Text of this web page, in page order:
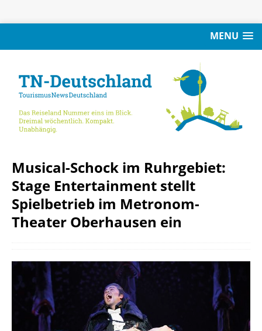
MENU
Musical-Schock im Ruhrgebiet:
Stage Entertainment stellt
Spielbetrieb im Metronom-
Theater Oberhausen ein